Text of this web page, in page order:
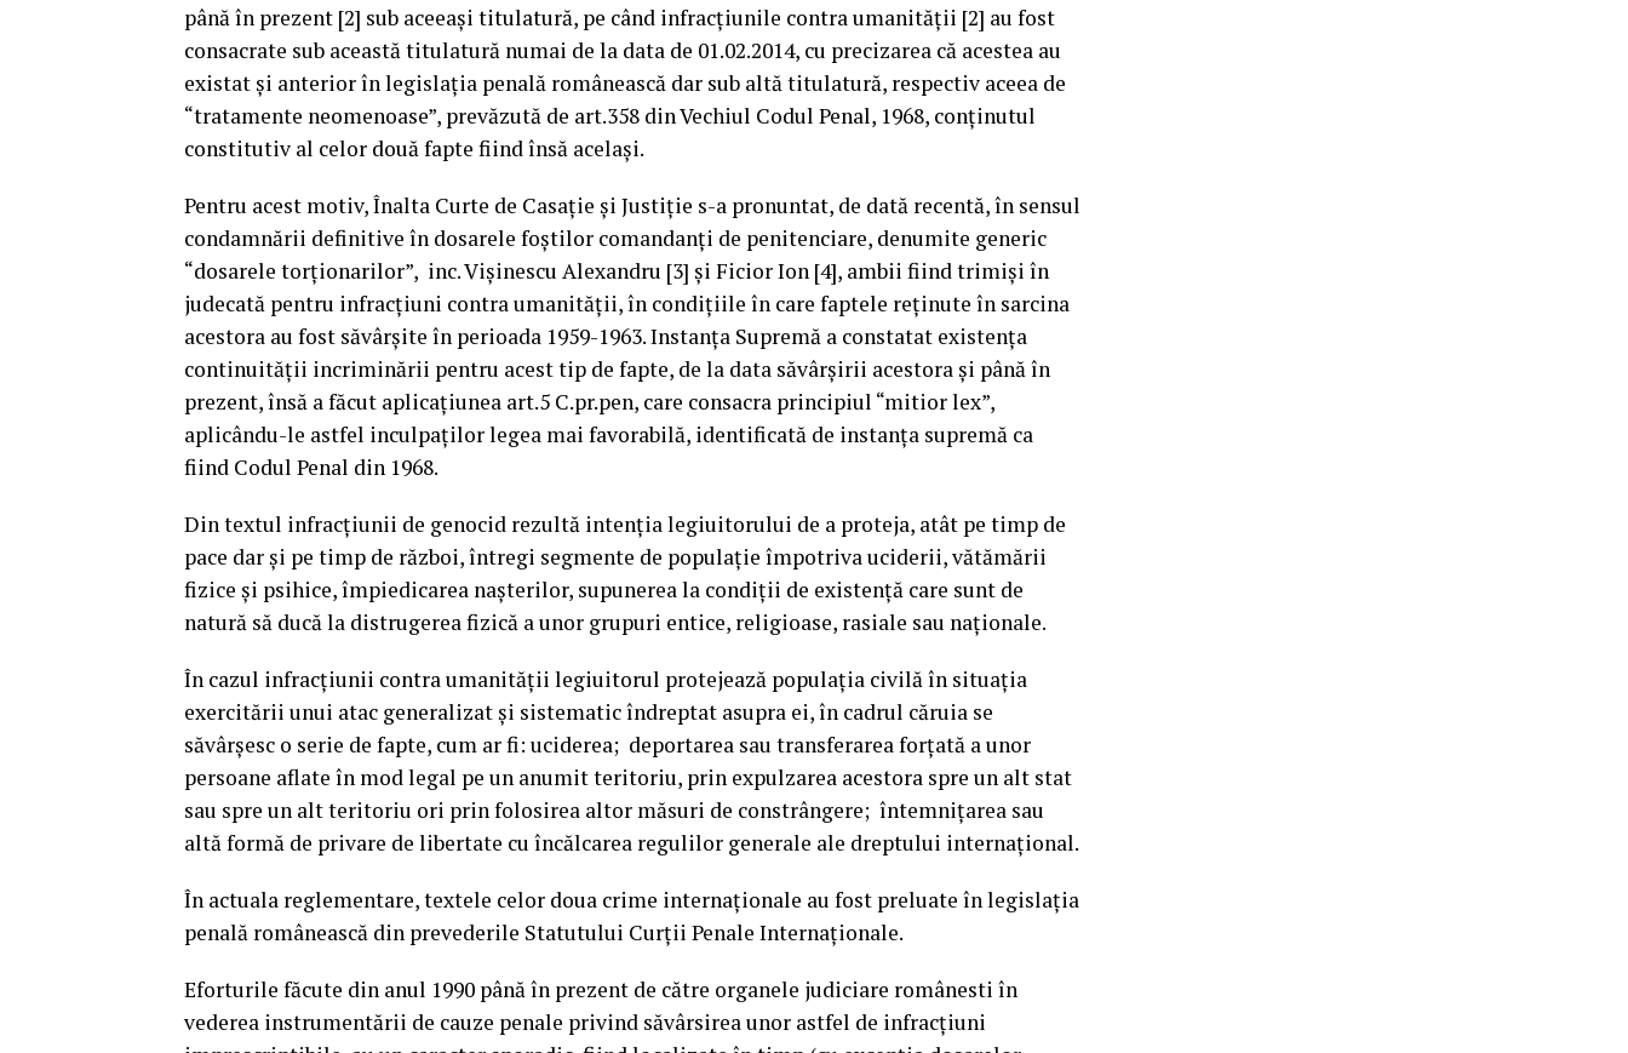
până în prezent [2] sub aceeași titulatură, pe când infracțiunile contra umanității [2] au fost
consacrate sub această titulatură numai de la data de 01.02.2014, cu precizarea că acestea au
existat și anterior în legislația penală românească dar sub altă titulatură, respectiv aceea de
“tratamente neomenoase”, prevăzută de art.358 din Vechiul Codul Penal, 1968, conținutul
constitutiv al celor două fapte fiind însă același.
Pentru acest motiv, Înalta Curte de Casație și Justiție s-a pronuntat, de dată recentă, în sensul
condamnării definitive în dosarele foștilor comandanți de penitenciare, denumite generic
“dosarele torționarilor”, inc. Vișinescu Alexandru [3] și Ficior Ion [4], ambii fiind trimiși în
judecată pentru infracțiuni contra umanității, în condițiile în care faptele reținute în sarcina
acestora au fost săvârșite în perioada 1959-1963. Instanța Supremă a constatat existența
continuității incriminării pentru acest tip de fapte, de la data săvârșirii acestora și până în
prezent, însă a făcut aplicațiunea art.5 C.pr.pen, care consacra principiul “mitior lex”,
aplicându-le astfel inculpaților legea mai favorabilă, identificată de instanța supremă ca
fiind Codul Penal din 1968.
Din textul infracțiunii de genocid rezultă intenția legiuitorului de a proteja, atât pe timp de
pace dar și pe timp de război, întregi segmente de populație împotriva uciderii, vătămării
fizice și psihice, împiedicarea nașterilor, supunerea la condiții de existență care sunt de
natură să ducă la distrugerea fizică a unor grupuri entice, religioase, rasiale sau naționale.
În cazul infracțiunii contra umanității legiuitorul protejează populația civilă în situația
exercitării unui atac generalizat și sistematic îndreptat asupra ei, în cadrul căruia se
săvârșesc o serie de fapte, cum ar fi: uciderea; deportarea sau transferarea forțată a unor
persoane aflate în mod legal pe un anumit teritoriu, prin expulzarea acestora spre un alt stat
sau spre un alt teritoriu ori prin folosirea altor măsuri de constrângere; întemnițarea sau
altă formă de privare de libertate cu încălcarea regulilor generale ale dreptului internațional.
În actuala reglementare, textele celor doua crime internaționale au fost preluate în legislația
penală românească din prevederile Statutului Curții Penale Internaționale.
Eforturile făcute din anul 1990 până în prezent de către organele judiciare românesti în
vederea instrumentării de cauze penale privind săvârsirea unor astfel de infracțiuni